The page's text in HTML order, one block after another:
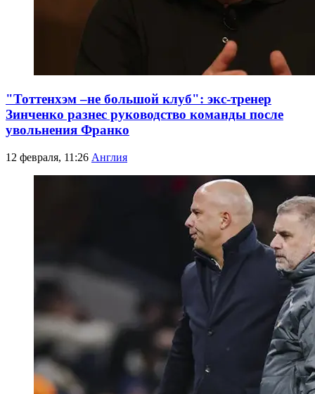
"Тоттенхэм –не большой клуб": экс-тренер
Зинченко разнес руководство команды после
увольнения Франко
12 февраля, 11:26 Англия